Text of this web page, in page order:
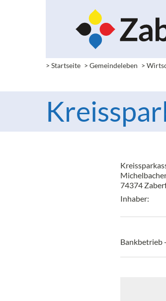
> Startseite > Gemeindeleben >
74374
Inhaber:
Bankbetrieb